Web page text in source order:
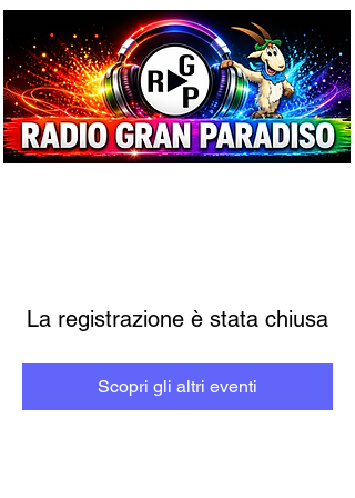
La registrazione è stata chiusa
Scopri gli altri eventi